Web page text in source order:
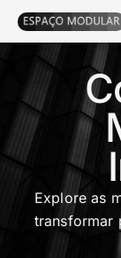
Explore as
transformar